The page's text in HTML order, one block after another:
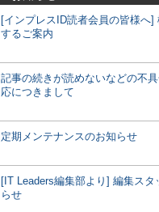
[インプレスID読者会員の皆様へ]
するご案内
記事の続きが読めないなどの不
応につきまして
定期メンテナンスのお知らせ
[IT Leaders編集部より] 編集スタ
らせ